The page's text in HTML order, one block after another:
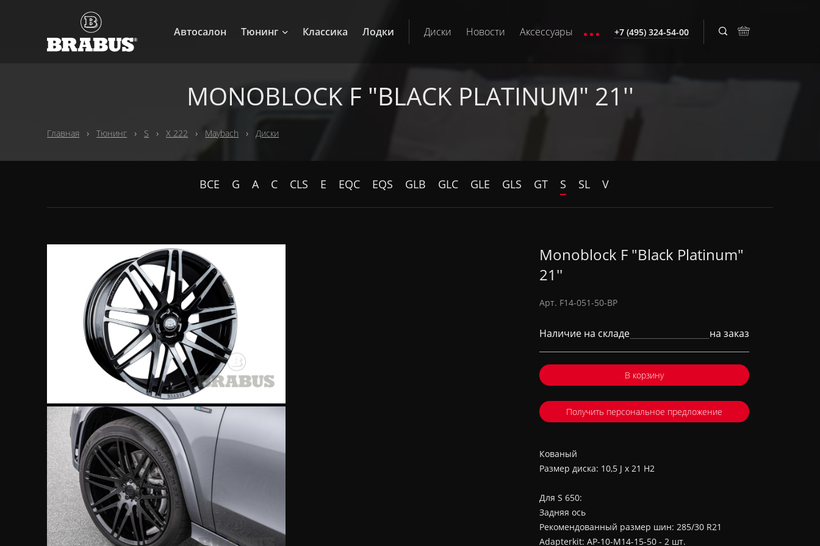
Автосалон Тюнинг Классика Лодки Диски Новости Аксессуары +7 (495) 324-54-00
MONOBLOCK F "BLACK PLATINUM" 21''
Главная Тюнинг S X 222 Maybach Диски
ВСЕ G A C CLS E EQC EQS GLB GLC GLE GLS GT S SL V
Monoblock F "Black Platinum"
21''
Арт. F14-051-50-BP
Наличие на складе на заказ
В корзину
Получить персональное предложение
Кованый
Размер диска: 10,5 J x 21 H2
Для S 650:
Задняя ось
Рекомендованный размер шин: 285/30 R21
Adapterkit: AP-10-M14-15-50 - 2 шт.